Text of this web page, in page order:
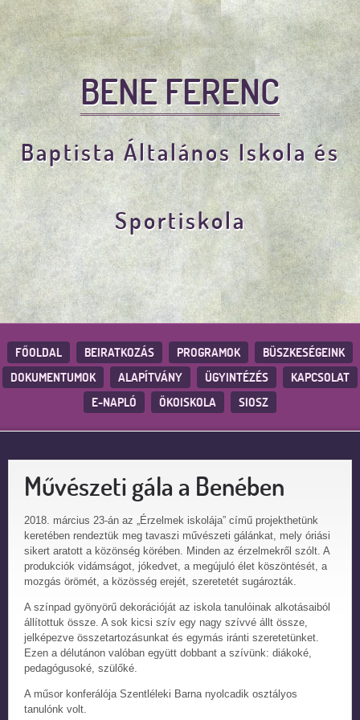
BENE FERENC
Baptista Általános Iskola és
Sportiskola
FŐOLDAL BEIRATKOZÁS PROGRAMOK
BÜSZKESÉGEINK
DOKUMENTUMOK
ALAPÍTVÁNY ÜGYINTÉZÉS
KAPCSOLAT
E-NAPLÓ
ÖKOISKOLA SIOSZ
Művészeti gála a Benében
2018. március 23-án az „Érzelmek iskolája” című projekthetünk
keretében rendeztük meg tavaszi művészeti gálánkat, mely óriási
sikert aratott a közönség körében. Minden az érzelmekről szólt. A
produkciók vidámságot, jókedvet, a megújuló élet köszöntését, a
mozgás örömét, a közösség erejét, szeretetét sugározták.
A színpad gyönyörű dekorációját az iskola tanulóinak alkotásaiból
állítottuk össze. A sok kicsi szív egy nagy szívvé állt össze,
jelképezve összetartozásunkat és egymás iránti szeretetünket.
Ezen a délutánon valóban együtt dobbant a szívünk: diákoké,
pedagógusoké, szülőké.
A műsor konferálója Szentléleki Barna nyolcadik osztályos
tanulónk volt.